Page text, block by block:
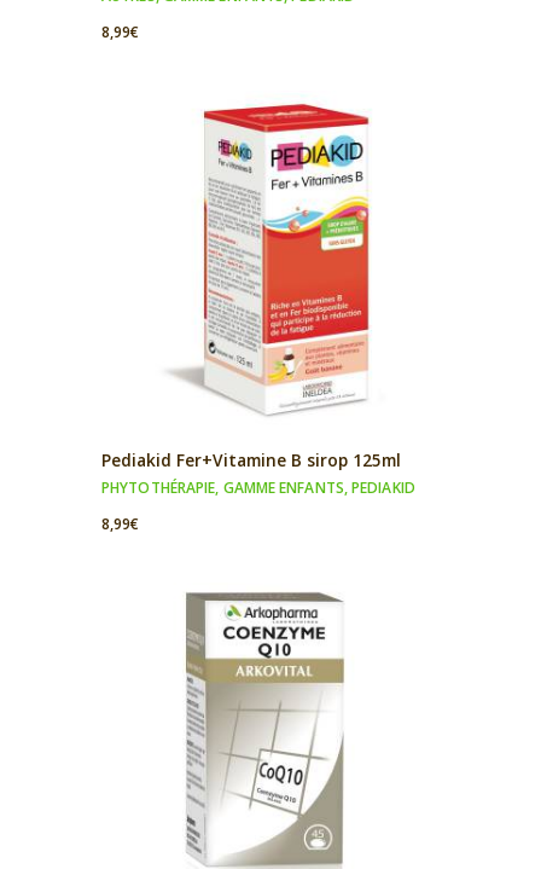
8,99€
Pediakid Fer+Vitamine B sirop 125ml
PHYTOTHÉRAPIE, GAMME ENFANTS,PEDIAKID
8,99€